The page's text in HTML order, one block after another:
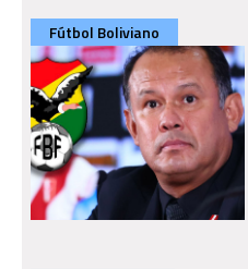
Fútbol Boliviano